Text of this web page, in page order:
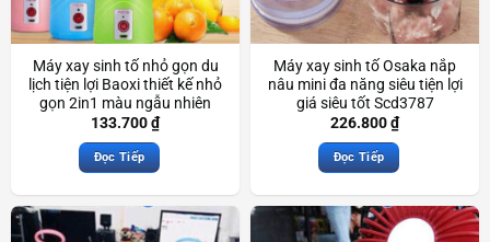
Máy xay sinh tố nhỏ gọn du
lịch tiện lợi Baoxi thiết kế nhỏ
gọn 2in1 màu ngẫu nhiên
Scd3762
133.700₫
Đọc Tiếp
Máy xay sinh tố Osaka nắp
nâu mini đa năng siêu tiện lợi
giá siêu tốt Scd3787
226.800₫
Đọc Tiếp